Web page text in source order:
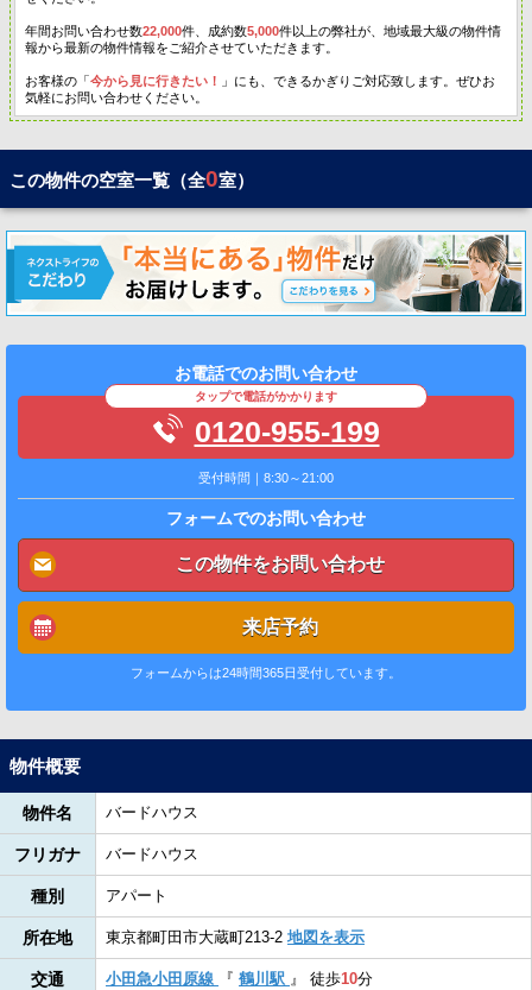
年間お問い合わせ数22,000件、成約数5,000件以上の弊社が、地域最大級の物件情
報から最新の物件情報をご紹介させていただきます。
お客様の「今から見に行きたい！
」にも、できるかぎりご対応致します。ぜひお
気軽にお問い合わせください。
この物件の空室一覧（全0室）
お電話でのお問い合わせ
タップで電話がかかります
0120-955-199
受付時間｜8:30～21:00
フォームでのお問い合わせ
この物件をお問い合わせ
来店予約
フォームからは24時間365日受付しています。
物件概要
物件名 バードハウス
フリガナ バードハウス
種別 アパート
所在地 東京都町田市大蔵町213-2 地図を表示
交通 小田急小田原線 『 鶴川駅 』 徒歩10分